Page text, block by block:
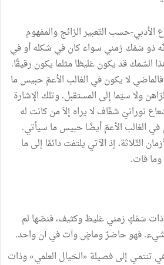
الأدبي-حسب التّعبيرالرّائجوالمفهوم
ذوسَمْك زمني سواءكانفي شكلهأوفي
السّمكقديكونغليظامثلما يكون رقيقًا.
فالماضي لايكونفي الغالب الأعمّحبيسما
ولاسيّما إلى المستقبل.وتلك الإشارة
نورانيّ شفّاف لايراه إلاّمنكانت له
في الغالب الأعمّأيضًاحبيسما سيأتي.
الثّلاثة،إذالآتي يلتفتدائمًا إلىما
ومافات.
ذات سَمْكٍ زمنيغليظوكثيف،فنصّها لم
.فهوحاضرٌوماضٍوآتفيآنواحد.
تنتمـي إلىفصيلة «الخيال العلمي»وذات